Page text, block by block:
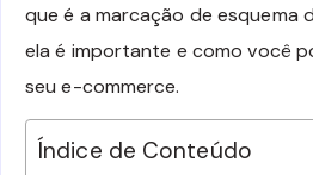
que é a marcação de esquema
ela é importante e como você
seu e-commerce.
Índice de Conteúdo